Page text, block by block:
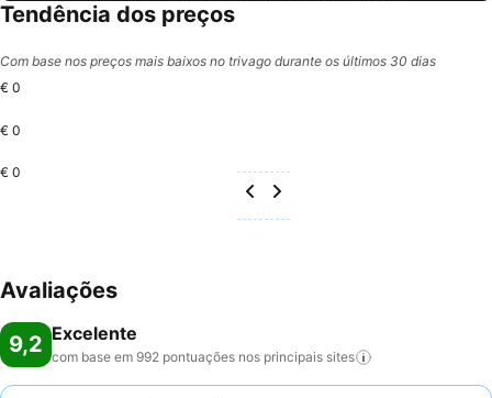
Tendência dos preços
Com base nos preços mais baixos no trivago durante os últimos 30 dias
€ 0
€ 0
€ 0
Avaliações
9,2 Excelente
com base em 992 pontuações nos principais sites